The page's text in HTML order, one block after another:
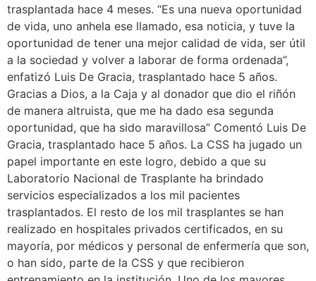
trasplantada hace 4 meses. “Es una nueva oportunidad
de vida, uno anhela ese llamado, esa noticia, y tuve la
oportunidad de tener una mejor calidad de vida, ser útil
a la sociedad y volver a laborar de forma ordenada”,
enfatizó Luis De Gracia, trasplantado hace 5 años.
Gracias a Dios, a la Caja y al donador que dio el riñón
de manera altruista, que me ha dado esa segunda
oportunidad, que ha sido maravillosa” Comentó Luis De
Gracia, trasplantado hace 5 años. La CSS ha jugado un
papel importante en este logro, debido a que su
Laboratorio Nacional de Trasplante ha brindado
servicios especializados a los mil pacientes
trasplantados. El resto de los mil trasplantes se han
realizado en hospitales privados certificados, en su
mayoría, por médicos y personal de enfermería que son,
o han sido, parte de la CSS y que recibieron